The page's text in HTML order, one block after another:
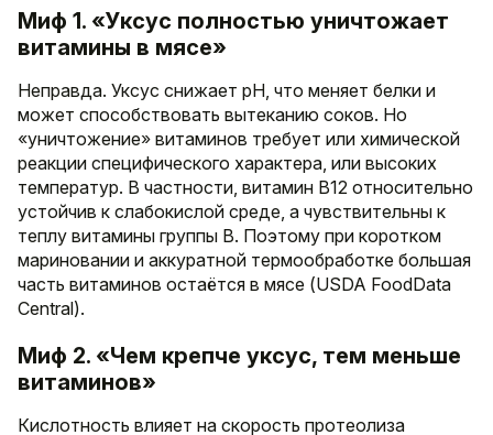
Миф 1. «Уксус полностью уничтожает
витамины в мясе»
Неправда. Уксус снижает pH, что меняет белки и
может способствовать вытеканию соков. Но
«уничтожение» витаминов требует или химической
реакции специфического характера, или высоких
температур. В частности, витамин B12 относительно
устойчив к слабокислой среде, а чувствительны к
теплу витамины группы B. Поэтому при коротком
мариновании и аккуратной термообработке большая
часть витаминов остаётся в мясе (USDA FoodData
Central).
Миф 2. «Чем крепче уксус, тем меньше
витаминов»
Кислотность влияет на скорость протеолиза